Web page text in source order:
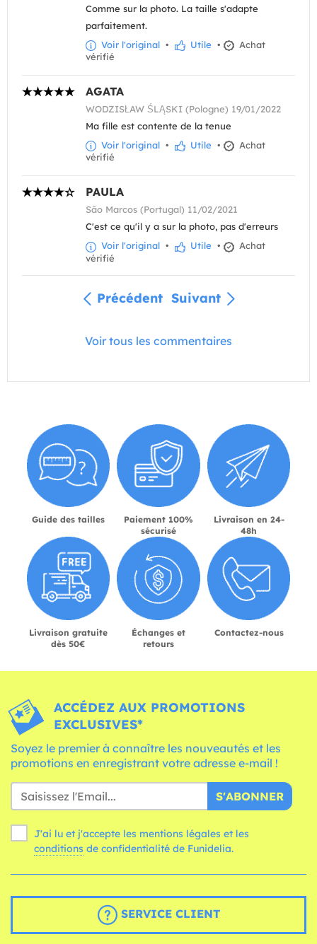
Comme sur la photo. La taille s'adapte
parfaitement.
Voir l'original • Utile •
Achat
vérifié
AGATA
WODZISŁAW ŚLĄSKI (Pologne) 19/01/2022
Ma fille est contente de la tenue
Voir l'original • Utile •
Achat
vérifié
PAULA
São Marcos (Portugal) 11/02/2021
C'est ce qu'il y a sur la photo, pas d'erreurs
Voir l'original • Utile •
Achat
vérifié
Précédent Suivant
Voir tous les commentaires
Guide des tailles
Paiement 100%
sécurisé
Livraison en 24-
48h
Livraison gratuite
dès 50€
Échanges et
retours
Contactez-nous
ACCÉDEZ AUX PROMOTIONS
EXCLUSIVES*
Soyez le premier à connaître les nouveautés et les
promotions en enregistrant votre adresse e-mail !
S'ABONNER
J'ai lu et j'accepte les mentions légales et les
conditions de confidentialité de Funidelia.
SERVICE CLIENT